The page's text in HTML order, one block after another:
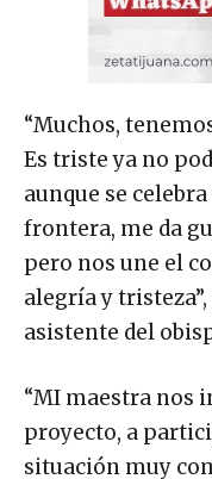
“Muchos,
Es triste ya no
aunque se
frontera, me da
pero nos une el
alegría y
asistente del
“MI maestra nos
proyecto, a
situación muy